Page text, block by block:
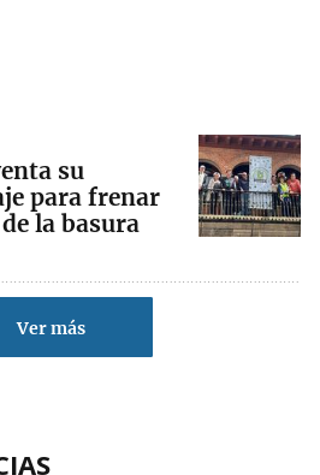
su
para frenar
la basura
Ver más